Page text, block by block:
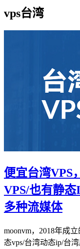
vps台湾
便宜台湾VPS
VPS/也有静
多种流媒体
moonvm，2018年成
态vps/台湾动态ip/台